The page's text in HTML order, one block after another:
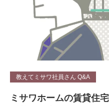
教えてミサワ社員さん Q&A
ミサワホームの賃貸住